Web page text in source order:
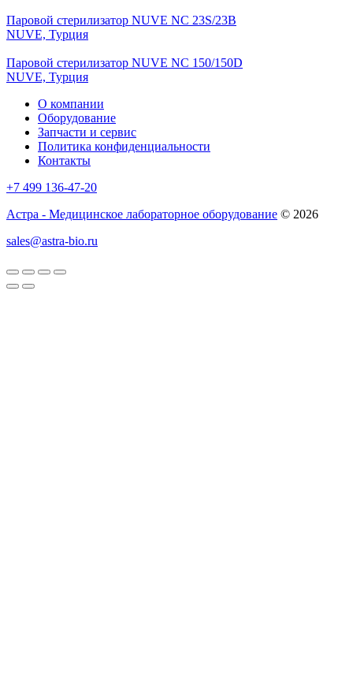
Паровой стерилизатор NUVE NC 23S/23B
NUVE, Турция
Паровой стерилизатор NUVE NC 150/150D
NUVE, Турция
О компании
Оборудование
Запчасти и сервис
Политика конфиденциальности
Контакты
+7 499 136-47-20
Астра - Медицинское лабораторное оборудование © 2026
sales@astra-bio.ru